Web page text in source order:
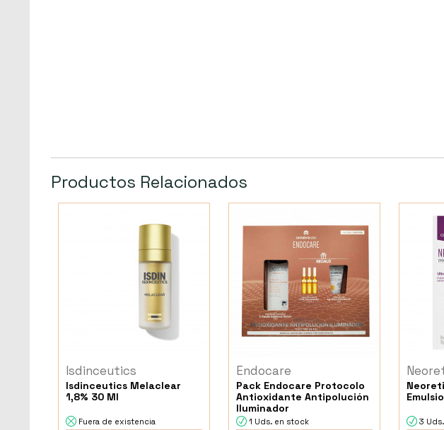
Productos Relacionados
Isdinceutics
Isdinceutics Melaclear
1,8% 30 Ml
Fuera de existencia
Endocare
Pack Endocare Protocolo
Antioxidante Antipolución
Iluminador
1 Uds. en stock 3